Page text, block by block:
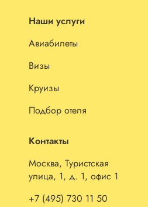
Наши услуги
Авиабилеты
Визы
Круизы
Подбор отеля
Контакты
Москва, Туристская
улица, 1, д. 1, офис 1
+7 (495) 730 11 50